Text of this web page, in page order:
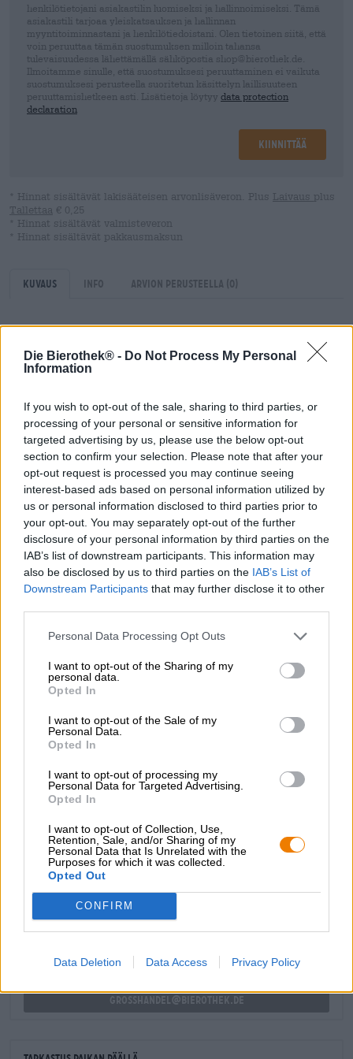
Die Bierothek® - Do Not Process My Personal
Information
If you wish to opt-out of the sale, sharing to third parties, or
processing of your personal or sensitive information for
targeted advertising by us, please use the below opt-out
section to confirm your selection. Please note that after your
opt-out request is processed you may continue seeing
interest-based ads based on personal information utilized by
us or personal information disclosed to third parties prior to
your opt-out. You may separately opt-out of the further
disclosure of your personal information by third parties on the
IAB’s list of downstream participants. This information may
also be disclosed by us to third parties on the IAB’s List of
Downstream Participants that may further disclose it to other
Personal Data Processing Opt Outs
I want to opt-out of the Sharing of my
personal data.
Opted In
I want to opt-out of the Sale of my
Personal Data.
Opted In
I want to opt-out of processing my
Personal Data for Targeted Advertising.
Opted In
I want to opt-out of Collection, Use,
Retention, Sale, and/or Sharing of my
Personal Data that Is Unrelated with the
Purposes for which it was collected.
Opted Out
CONFIRM
Data Deletion Data Access Privacy Policy
henkilötietojani asiakastilin luomiseksi ja hallinnoimiseksi. Tämä
asiakastili tarjoaa yleiskatsauksen ja hallinnan
myyntitoiminnastani ja henkilötiedoistani. Olen tietoinen siitä, että
voin peruuttaa tämän suostumuksen milloin tahansa
tulevaisuudessa lähettämällä sähköpostia shop@bierothek.de.
Ilmoitamme sinulle, että suostumuksesi peruuttaminen ei vaikuta
suostumuksesi perusteella suoritetun käsittelyn laillisuuteen
peruuttamishetkeen asti. Lisätietoja löytyy data protection
declaration
Kiinnittää
* Hinnat sisältävät lakisääteisen arvonlisäveron. Plus Laivaus plus
Tallettaa € 0,25
* Hinnat sisältävät valmisteveron
* Hinnat sisältävät pakkausmaksun
Kuvaus Info Arvion perusteella (0)
oluterikoisuus, joka on perinteisesti fermentoitu eri
hiivakantojen ja maitohappoviljelmien yhdistelmällä.
Berliinin ympärillä, jotta juoma kypsyisi täydellisessä
säilytysilmastossa useita vuosia. Nykyään ihmiset eivät
ole enää niin kärsivällisiä, vaikka vielä olisi yksilöitä, joille
näin pitkä kypsytys ehdottomasti kannattaisi.
Yksi näistä hienoista luomuksista on Tyrellin
Kaiserweisse. Humala taikuri Dr. Thomas Tyrell valmistaa
vuosi toisensa jälkeen ns. Kaiserweissen, voimakkaan
vahvan oluen, joka perustuu tyyliltään klassiseen Berliner
Weisseen ja sopii lisääntyneen alkoholipitoisuutensa
ansiosta ihanteellisesti jatkokypsytykseen. Tämän
vuoden Kaiserweisse on valmistettu valvotun
luomuviljelyn raaka-aineista ja sisältää luomuohra- ja
pullotettu asianmukaisesti 0,75 litran samppanjapulloihin
Kulinaarinen runo on kehrätty hienoista hedelmäisistä
vivahteista, hedelmäisestä hapokkuudesta ja lämpimistä
ansiosta se säilyy ja kypsytetään paljon pulloon merkityn
parasta ennen -päivämäärää pidempään. Kaiserweisse
ILMAINEN OLUTNEUVONTA
Onko sinulla kysyttävää tästä oluesta? Olemme täällä sinua
shop@bierothek.de
kauppiaat tai ravintoloitsijat
grosshandel@bierothek.de